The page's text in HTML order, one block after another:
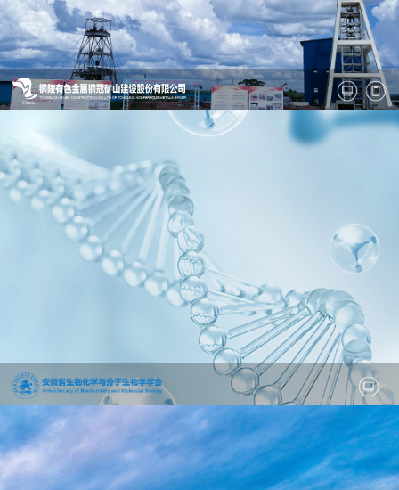
“铜陵有色金属集团铜冠矿山建设股份有限公司”
“安徽省生物化学与分子生物学学会”